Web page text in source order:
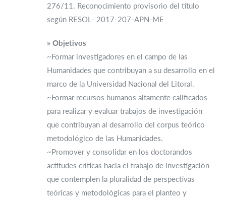
276/11. Reconocimiento provisorio del título
según RESOL- 2017-207-APN-ME
» Objetivos
~Formar investigadores en el campo de las
Humanidades que contribuyan a su desarrollo en el
marco de la Universidad Nacional del Litoral.
~Formar recursos humanos altamente calificados
para realizar y evaluar trabajos de investigación
que contribuyan al desarrollo del corpus teórico
metodológico de las Humanidades.
~Promover y consolidar en los doctorandos
actitudes críticas hacia el trabajo de investigación
que contemplen la pluralidad de perspectivas
teóricas y metodológicas para el planteo y